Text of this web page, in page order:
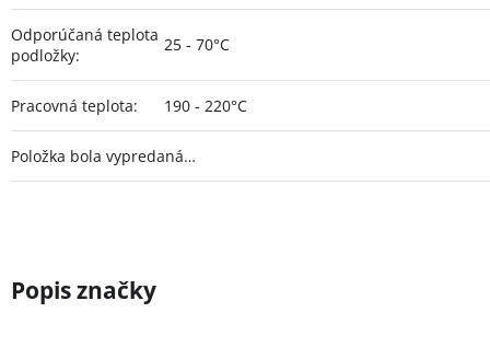
Odporúčaná teplota
podložky:
25 - 70°C
Pracovná teplota: 190 - 220°C
Položka bola vypredaná…